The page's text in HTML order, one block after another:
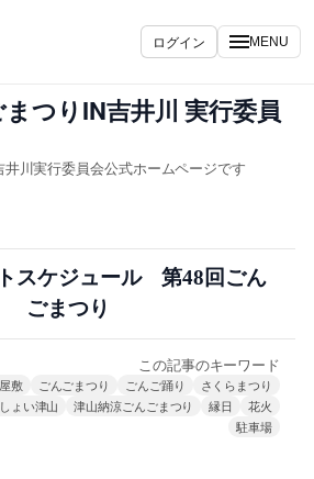
ログイン MENU
つりIN吉井川 実行委員
川実行委員会公式ホームページです
スケジュール 第48回ごん
ごまつり
この記事のキーワード
敷 ごんごまつり ごんご踊り
さくらまつり
ょい津山 津山納涼ごんごまつり 縁日
花火
駐車場